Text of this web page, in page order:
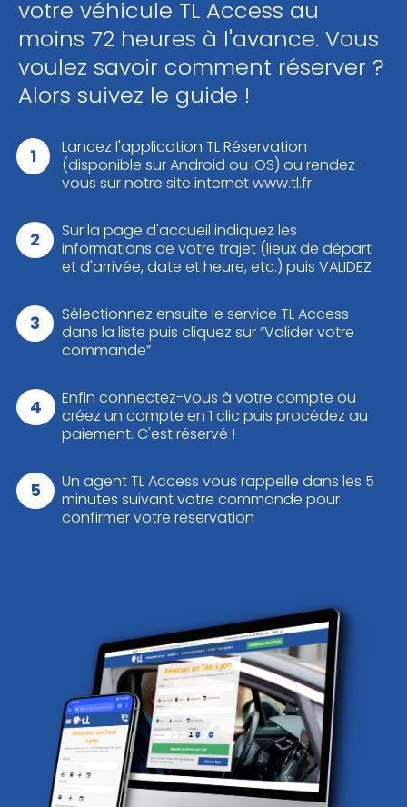
votre véhicule TL Access au
moins 72 heures à l'avance. Vous
voulez savoir comment réserver ?
Alors suivez le guide !
Lancez l'application TL Réservation
(disponible sur Android ou iOS) ou rendez-
vous sur notre site internet www.tl.fr
Sur la page d'accueil indiquez les
informations de votre trajet (lieux de départ
et d'arrivée, date et heure, etc.) puis VALIDEZ
Sélectionnez ensuite le service TL Access
dans la liste puis cliquez sur “Valider votre
commande”
Enfin connectez-vous à votre compte ou
créez un compte en 1 clic puis procédez au
paiement. C'est réservé !
Un agent TL Access vous rappelle dans les 5
minutes suivant votre commande pour
confirmer votre réservation